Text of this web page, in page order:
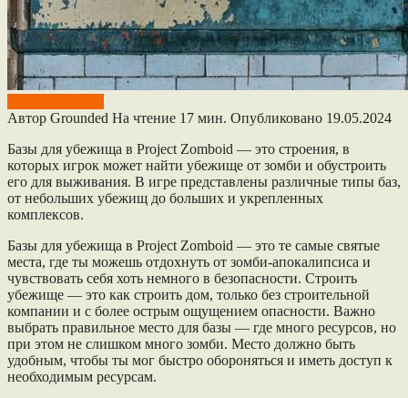
Автор Grounded На чтение 17 мин. Опубликовано 19.05.2024
Базы для убежища в Project Zomboid — это строения, в
которых игрок может найти убежище от зомби и обустроить
его для выживания. В игре представлены различные типы баз,
от небольших убежищ до больших и укрепленных
комплексов.
Базы для убежища в Project Zomboid — это те самые святые
места, где ты можешь отдохнуть от зомби-апокалипсиса и
чувствовать себя хоть немного в безопасности. Строить
убежище — это как строить дом, только без строительной
компании и с более острым ощущением опасности. Важно
выбрать правильное место для базы — где много ресурсов, но
при этом не слишком много зомби. Место должно быть
удобным, чтобы ты мог быстро обороняться и иметь доступ к
необходимым ресурсам.